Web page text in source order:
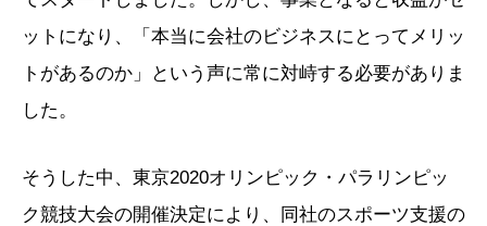
ットになり、「本当に会社のビジネスにとってメリッ
トがあるのか」という声に常に対峙する必要がありま
した。
そうした中、東京2020オリンピック・パラリンピッ
ク競技大会の開催決定により、同社のスポーツ支援の